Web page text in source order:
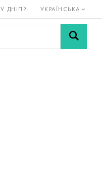
У ДНІПРІ УКРАЇНСЬКА
Сітки і